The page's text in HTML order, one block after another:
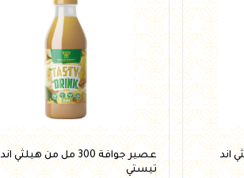
جنيه
أضف للسلة
اند
عصير جوافة 300 مل من هيلثي اند
تيستي